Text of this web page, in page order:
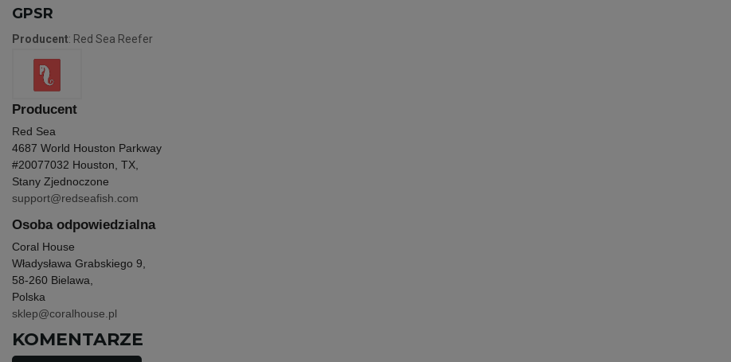
GPSR
Producent: Red Sea Reefer
Producent
Red Sea
4687 World Houston Parkway
#20077032 Houston, TX,
Stany Zjednoczone
support@redseafish.com
Osoba odpowiedzialna
Coral House
Władysława Grabskiego 9,
58-260 Bielawa,
Polska
sklep@coralhouse.pl
KOMENTARZE